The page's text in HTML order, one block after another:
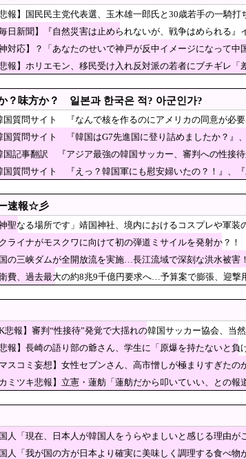
靖国神社、境内におけるコスプレや軍装の禁止を発表
女優の晩年があまりにも寂しすぎる！
句……
】この猛暑で被災に苦しむ熊本の被災
47歳を逮捕
ｗｗｗ
の速球をシーズン26号ホームラン！」
アウクライナ戦争に参戦へ！！！
が絶対に違法駐車をしない本当の理
国の反応
『韓国はG7先進国に登り詰めましたか？』、『韓
金山 韓国は反日を持ち込むな
カット200房（時価40万円相当）畑から盗んだ疑いで男を逮捕 ネ
遺体事件、SNSでデマが拡散し警察も困惑」
“おまかせ”定食がこれ」
して留守の家からエアコン室外機盗む 警察に「室外機が盗まれ
、好き放題書きまくる 高市早苗首相は
間「どんどん延びる乗車時間」
ビョる韓国人、目の前で歩行者が横断歩道を渡っ
60後継は、三菱・シコルスキー共同開発に？！
り100万円を突破
産業全体が危機…建設現場・物流・製造業の稼働率低下で経済に
は人気なのに…韓国国内で消えゆくキンパ店
包囲網が始まる」日本はF-2戦闘機がイ
スリーパー堀大輔さん、多数の誹謗中傷で涙が止
悲報】国民民主党代表選、玉木雄一郎氏と30歳若手の一騎
ｗｗｗｗｗ
毎日新聞】『自然災害は止められないが、戦争はめられる
神対応】？「あなたのせいで神戸が反中イメージになって
ｗｗ
悲報】ホリエモン、移民受け入れ反対派の若者にブチギ
？味方か？ 일본과 한국은 적? 아군인가?
国質問サイト 『なんで核を作るのにアメリカの同意が必
国質問サイト 『韓国はG7先進国に登り詰めましたか？』
国記事翻訳 『アジア最強の韓国サッカー、審判への性接
国質問サイト 『えっ？韓国軍にも慰安婦いたの？！』、『
速報☆彡
神聖なる場所です」靖国神社、境内におけるコスプレや軍装
ライナがモスクワに向けて初の弾道ミサイルを発射か？！
の三峡ダムが全開放流を実施…長江流域で深刻な洪水被害！
費、過去最大の約8兆9千億円要求へ…予算案で膨張、迎撃
K悲報】審判“性接待”発覚で大揺れの韓国サッカー協会、
悲報】長崎の語り部の爺さん、学生に「原爆を持たないと
本新聞社説「愚かな核抑止論を許さぬ」
マスコミ妄想】女性セブンさん、高市憎しが極まりすぎた
像の10倍低俗
カミツキ悲報】立憲・蓮舫「蓮舫だから叩いていい、との
人「現在、日本人が韓国人をうらやましいと感じる理由が
人「我が国の方が日本より確実に美味しく調理する食べ物